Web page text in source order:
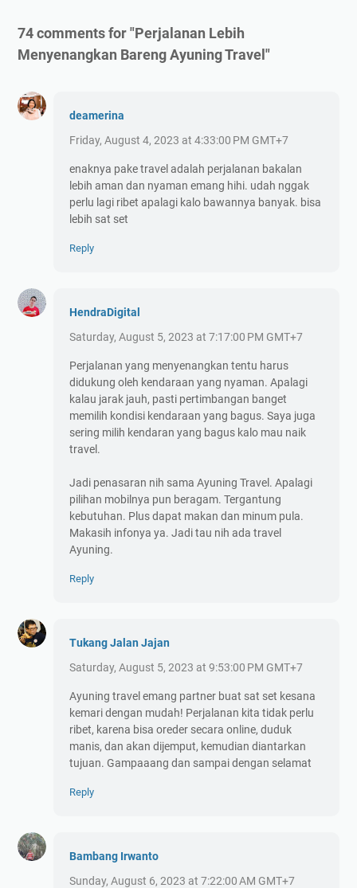
74 comments for "Perjalanan Lebih
Menyenangkan Bareng Ayuning Travel"
deamerina
Friday, August 4, 2023 at 4:33:00 PM GMT+7
enaknya pake travel adalah perjalanan bakalan
lebih aman dan nyaman emang hihi. udah nggak
perlu lagi ribet apalagi kalo bawannya banyak. bisa
lebih sat set
Reply
HendraDigital
Saturday, August 5, 2023 at 7:17:00 PM GMT+7
Perjalanan yang menyenangkan tentu harus
didukung oleh kendaraan yang nyaman. Apalagi
kalau jarak jauh, pasti pertimbangan banget
memilih kondisi kendaraan yang bagus. Saya juga
sering milih kendaran yang bagus kalo mau naik
travel.
Jadi penasaran nih sama Ayuning Travel. Apalagi
pilihan mobilnya pun beragam. Tergantung
kebutuhan. Plus dapat makan dan minum pula.
Makasih infonya ya. Jadi tau nih ada travel
Ayuning.
Reply
Tukang Jalan Jajan
Saturday, August 5, 2023 at 9:53:00 PM GMT+7
Ayuning travel emang partner buat sat set kesana
kemari dengan mudah! Perjalanan kita tidak perlu
ribet, karena bisa oreder secara online, duduk
manis, dan akan dijemput, kemudian diantarkan
tujuan. Gampaaang dan sampai dengan selamat
Reply
Bambang Irwanto
Sunday, August 6, 2023 at 7:22:00 AM GMT+7